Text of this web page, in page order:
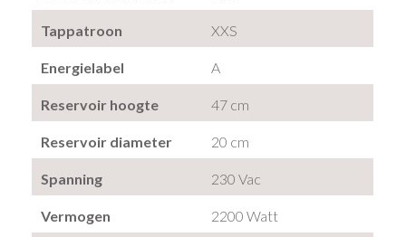
Tappatroon XXS
Energielabel A
Reservoir hoogte 47 cm
Reservoir diameter 20 cm
Spanning 230 Vac
Vermogen 2200 Watt